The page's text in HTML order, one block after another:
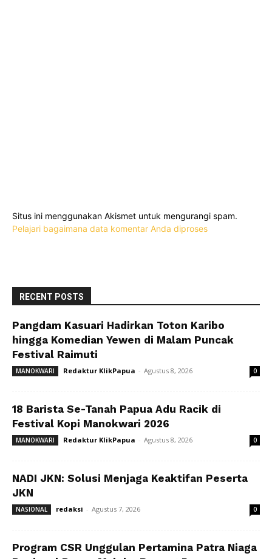
Situs ini menggunakan Akismet untuk mengurangi spam.
Pelajari bagaimana data komentar Anda diproses
RECENT POSTS
Pangdam Kasuari Hadirkan Toton Karibo
hingga Komedian Yewen di Malam Puncak
Festival Raimuti
MANOKWARI Redaktur KlikPapua - Agustus 8, 2026 0
18 Barista Se-Tanah Papua Adu Racik di
Festival Kopi Manokwari 2026
MANOKWARI Redaktur KlikPapua - Agustus 8, 2026 0
NADI JKN: Solusi Menjaga Keaktifan Peserta
JKN
NASIONAL redaksi - Agustus 7, 2026 0
Program CSR Unggulan Pertamina Patra Niaga